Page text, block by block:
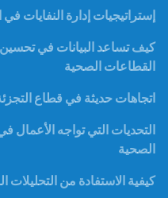
إستراتيجيات إدارة
كيف تساعد البيانات في
القطاعات الصحية
اتجاهات حديثة في قطاع
التحديات التي تواجه الأعمال
الصحية
كيفية الاستفادة من التحليلات